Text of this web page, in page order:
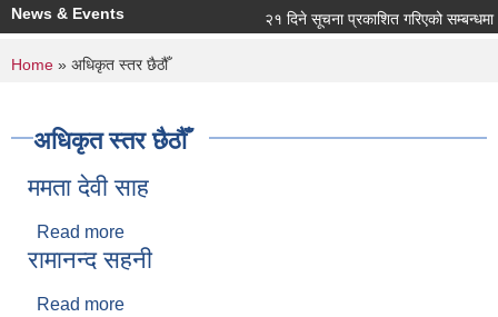
News & Events २१ दिने सूचना प्रकाशित गरिएको सम्बन्धमा ।
You are here
Home » अधिकृत स्तर छैठौँ
अधिकृत स्तर छैठौँ
ममता देवी साह
Read more
रामानन्द सहनी
Read more